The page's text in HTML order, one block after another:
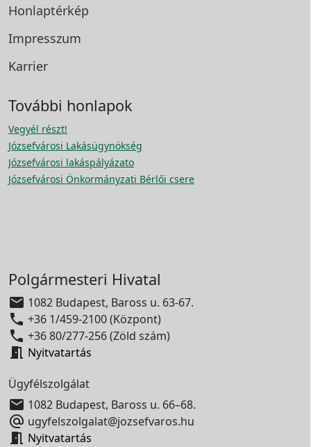
Honlaptérkép
Impresszum
Karrier
További honlapok
Vegyél részt!
Józsefvárosi Lakásügynökség
Józsefvárosi lakáspályázato
Józsefvárosi Önkormányzati Bérlői csere
Polgármesteri Hivatal
 1082 Budapest, Baross u. 63-67.
 +36 1/459-2100 (Központ)
 +36 80/277-256 (Zöld szám)
 Nyitvatartás
Ügyfélszolgálat
 1082 Budapest, Baross u. 66–68.
 ugyfelszolgalat@jozsefvaros.hu
 Nyitvatartás